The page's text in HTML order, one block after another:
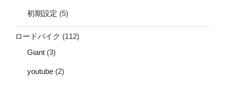
初期設定 (5)
ロードバイク (112)
Giant (3)
youtube (2)